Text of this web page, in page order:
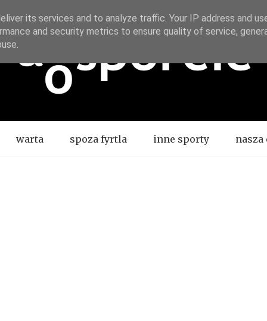
warta spoza fyrtla inne sporty
its services and to analyze traffic. Your IP address and
and security metrics to ensure quality of service,